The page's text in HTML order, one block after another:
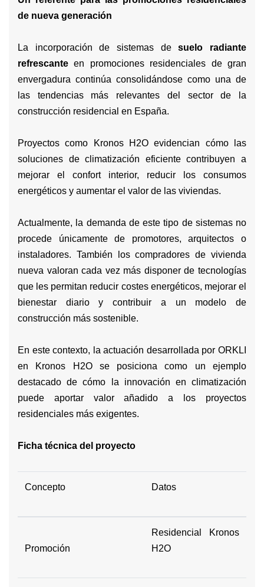
de nueva generación
La incorporación de sistemas desuelo radiante
refrescante en promociones residenciales de gran
envergadura continúa consolidándose como una de
las tendencias más relevantes del sector de la
construcción residencial en España.
Proyectos como Kronos H2O evidencian cómo las
soluciones de climatización eficiente contribuyen a
mejorar el confort interior, reducir los consumos
energéticos y aumentar el valor de las viviendas.
Actualmente, la demanda de este tipo de sistemas no
procede únicamente de promotores, arquitectos o
instaladores. También los compradores de vivienda
nueva valoran cada vez más disponer de tecnologías
que les permitan reducir costes energéticos, mejorar el
bienestar diario y contribuir a un modelo de
construcción más sostenible.
En este contexto, la actuación desarrollada por ORKLI
en Kronos H2O se posiciona como un ejemplo
destacado de cómo la innovación en climatización
puede aportar valor añadido a los proyectos
residenciales más exigentes.
Ficha técnica del proyecto
Concepto Datos
Promoción
Residencial Kronos
H2O